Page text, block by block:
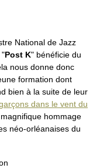
National de Jazz
"Post K" bénéficie du
nous donne donc
formation dont
bien à la suite de leur
dans le vent du
magnifique hommage
néo-orléanaises du